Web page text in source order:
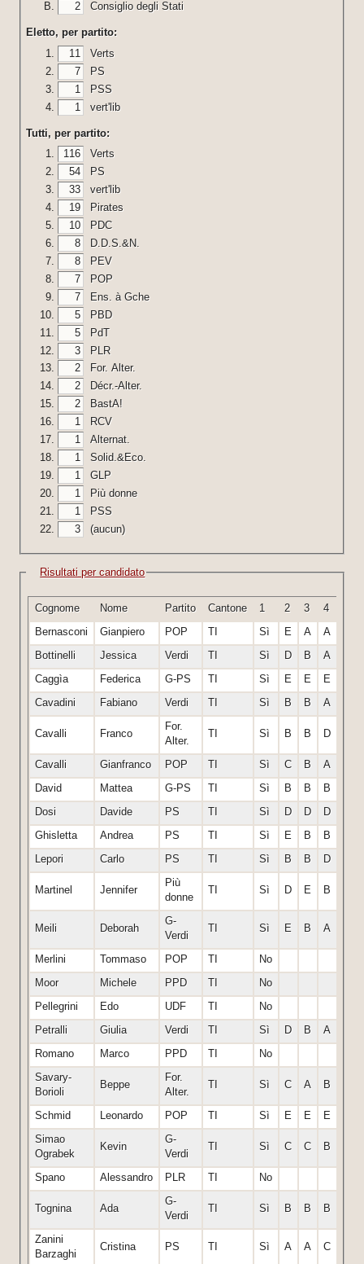
2
Consiglio degli Stati
Eletto, per partito:
11
Verts
7
PS
1
PSS
1
vert'lib
Tutti, per partito:
116
Verts
54
PS
33
vert'lib
19
Pirates
10
PDC
8
D.D.S.&N.
8
PEV
7
POP
7
Ens. à Gche
5
PBD
5
PdT
3
PLR
2
For. Alter.
2
Décr.-Alter.
2
BastA!
1
RCV
1
Alternat.
1
Solid.&Eco.
1
GLP
1
Più donne
1
PSS
3
(aucun)
Risultati per candidato
Cognome Nome Partito Cantone 1 2 3 4
Bernasconi
Gianpiero POP TI Sì E A A
Bottinelli
Jessica Verdi TI Sì D B A
Caggìa
Federica G-PS TI Sì E E E
Cavadini
Fabiano Verdi TI Sì B B A
Cavalli Franco
For.
Alter.
TI Sì B B D
Cavalli Gianfranco POP TI Sì C B A
David
Mattea G-PS TI Sì B B B
Dosi
Davide PS TI Sì D D D
Ghisletta
Andrea PS TI Sì E B B
Lepori
Carlo PS TI Sì B B D
Martinel Jennifer
Più
donne
TI Sì D E B
Meili Deborah
G-
Verdi
TI Sì E B A
Merlini Tommaso POP TI No
Moor
Michele PPD TI No
Pellegrini
Edo UDF TI No
Petralli
Giulia Verdi TI Sì D B A
Romano
Marco PPD TI No
Savary-
Borioli
Beppe
For.
Alter.
TI Sì C A B
Schmid Leonardo POP TI Sì E E E
Simao
Ograbek
Kevin
G-
Verdi
TI Sì C C B
Spano Alessandro PLR TI No
Tognina Ada
G-
Verdi
TI Sì B B B
Zanini
Barzaghi
Cristina PS TI Sì A A C